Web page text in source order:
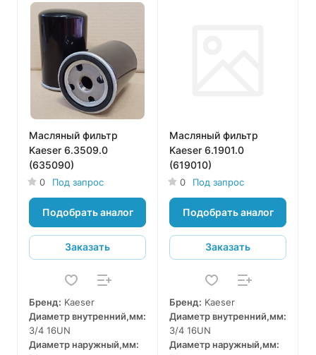
Масляный фильтр
Kaeser 6.3509.0
(635090)
0 Под запрос
Подобрать аналог
Заказать
Бренд: Kaeser
Диаметр внутренний,мм:
3/4 16UN
Диаметр наружный,мм:
Масляный фильтр
Kaeser 6.1901.0
(619010)
0 Под запрос
Подобрать аналог
Заказать
Бренд: Kaeser
Диаметр внутренний,мм:
3/4 16UN
Диаметр наружный,мм: